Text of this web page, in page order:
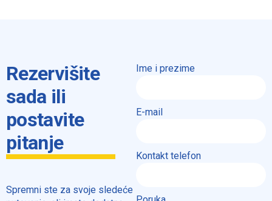
Rezervišite
sada ili
postavite
pitanje
Spremni ste za svoje sledeće
Ime i prezime
E-mail
Kontakt telefon